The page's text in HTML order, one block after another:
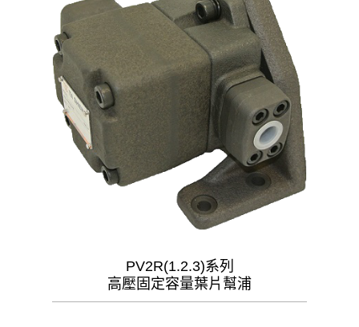
PV2R(1.2.3)系列
高壓固定容量葉片幫浦